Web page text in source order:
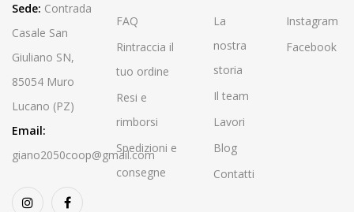
Sede: Contrada
Casale San
Giuliano SN,
85054 Muro
Lucano (PZ)
Email:
giano2050coop@gmail.com
FAQ
Rintraccia il
tuo ordine
Resi e
rimborsi
Spedizioni e
consegne
La
nostra
storia
Il team
Lavori
Blog
Contatti
Instagram
Facebook